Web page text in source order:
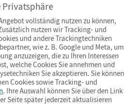
BarrierefreiheitCookies & Co.
Privatsphäre
vollständig nutzen zu können,
nutzen wir Tracking- und
und andere Trackingtechniken
wie z. B. Google und Meta, um
anzuzeigen, die zu Ihren Interessen
welche Cookies Sie annehmen und
Sie akzeptieren. Sie können
Cookies sowie Tracking- und
. Ihre Auswahl können Sie über den Link
Seite später jederzeit aktualisieren